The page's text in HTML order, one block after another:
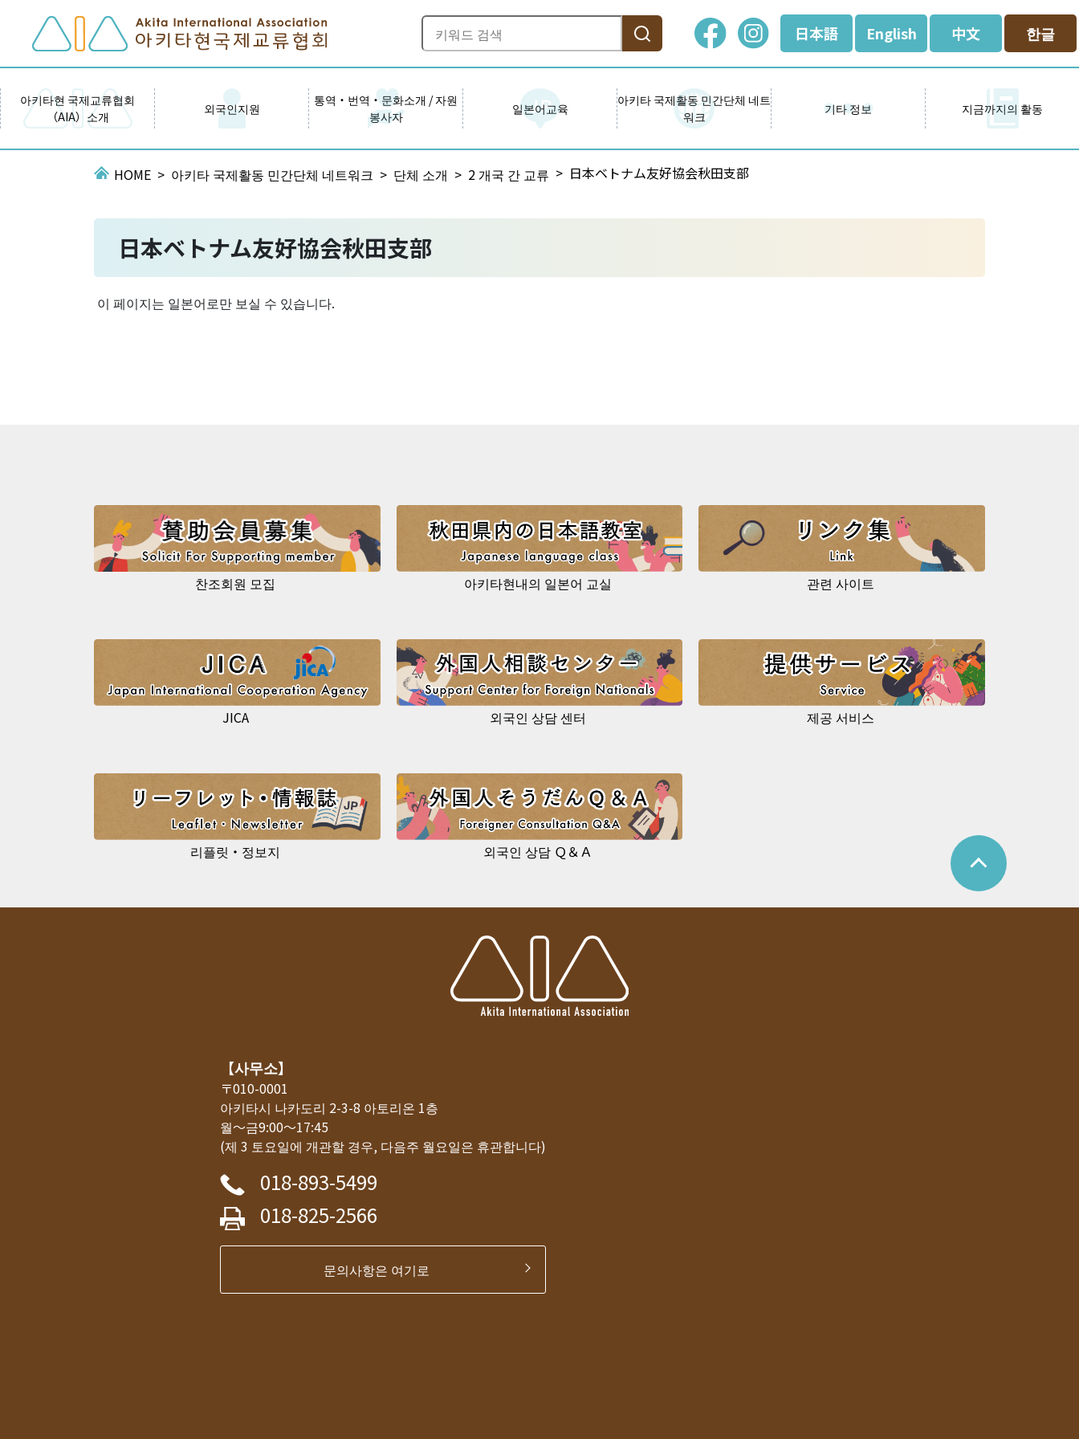
日本語 English 中文 한글
아키타현 국제교류협회
（AIA）소개
외국인지원
통역・번역・문화소개 / 자원
봉사자
일본어교육
아키타 국제활동 민간단체 네트
워크
기타 정보 지금까지의 활동
HOME 아키타 국제활동 민간단체 네트워크 단체 소개 2 개국 간 교류 日本ベトナム友好協会秋田支部
日本ベトナム友好協会秋田支部
이 페이지는 일본어로만 보실 수 있습니다.
찬조회원 모집 아키타현내의 일본어 교실 관련 사이트
JICA 외국인 상담 센터 제공 서비스
리플릿・정보지 외국인 상담 Ｑ＆Ａ
【사무소】
〒010-0001
아키타시 나카도리 2-3-8 아토리온 1층
월～금9:00～17:45
(제 3 토요일에 개관할 경우, 다음주 월요일은 휴관합니다)
018-893-5499
018-825-2566
문의사항은 여기로